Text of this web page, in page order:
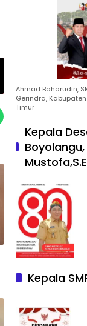
Ahmad Baharudin,
Gerindra,
Timur
Kepala
Mustofa,S.E
Kepala